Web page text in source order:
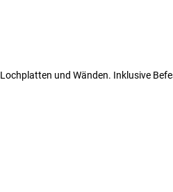
und Wänden. Inklusive